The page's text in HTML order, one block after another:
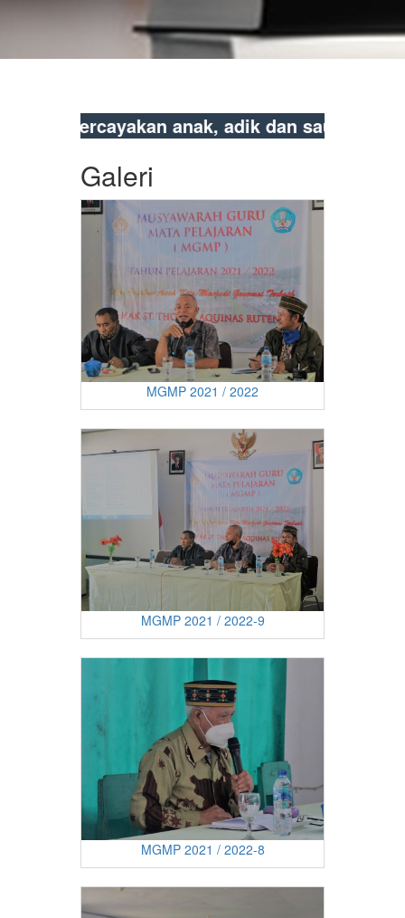
- Percayakan anak, adik dan saudara anda
Galeri
MGMP 2021 / 2022
MGMP 2021 / 2022-9
MGMP 2021 / 2022-8